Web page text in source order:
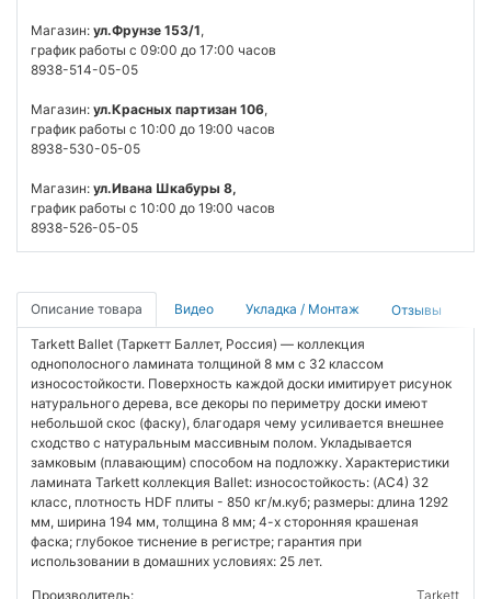
Магазин: ул.Фрунзе 153/1,
график работы с 09:00 до 17:00 часов
8938-514-05-05
Магазин: ул.Красных партизан 106,
график работы с 10:00 до 19:00 часов
8938-530-05-05
Магазин: ул.Ивана Шкабуры 8,
график работы с 10:00 до 19:00 часов
8938-526-05-05
Описание товара Видео Укладка / Монтаж Отзывы
Tarkett Ballet (Таркетт Баллет, Россия) — коллекция
однополосного ламината толщиной 8 мм с 32 классом
износостойкости. Поверхность каждой доски имитирует рисунок
натурального дерева, все декоры по периметру доски имеют
небольшой скос (фаску), благодаря чему усиливается внешнее
сходство с натуральным массивным полом. Укладывается
замковым (плавающим) способом на подложку. Характеристики
ламината Tarkett коллекция Ballet: износостойкость: (AC4) 32
класс, плотность HDF плиты - 850 кг/м.куб; размеры: длина 1292
мм, ширина 194 мм, толщина 8 мм; 4-х сторонняя крашеная
фаска; глубокое тиснение в регистре; гарантия при
использовании в домашних условиях: 25 лет.
Производитель: Tarkett